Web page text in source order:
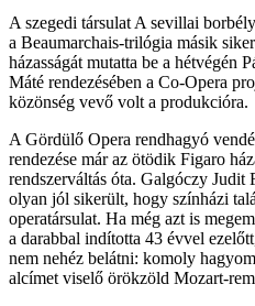
A szegedi társulat A sevillai
a Beaumarchais-trilógia másik
házasságát mutatta be a hétvégén
Máté rendezésében a Co-Opera
közönség vevő volt a produkcióra.
A Gördülő Opera rendhagyó
rendezése már az ötödik Figaro
rendszerváltás óta. Galgóczy Judit
olyan jól sikerült, hogy színházi
operatársulat. Ha még azt is
a darabbal indította 43 évvel
nem nehéz belátni: komoly
alcímet viselő örökzöld Mozart-